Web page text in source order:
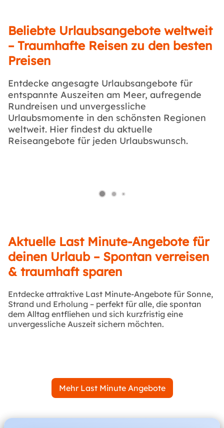
Beliebte Urlaubsangebote weltweit
– Traumhafte Reisen zu den besten
Preisen
Entdecke angesagte Urlaubsangebote für
entspannte Auszeiten am Meer, aufregende
Rundreisen und unvergessliche
Urlaubsmomente in den schönsten Regionen
weltweit. Hier findest du aktuelle
Reiseangebote für jeden Urlaubswunsch.
Aktuelle Last Minute-Angebote für
deinen Urlaub – Spontan verreisen
& traumhaft sparen
Entdecke attraktive Last Minute-Angebote für Sonne,
Strand und Erholung – perfekt für alle, die spontan
dem Alltag entfliehen und sich kurzfristig eine
unvergessliche Auszeit sichern möchten.
Mehr Last Minute Angebote